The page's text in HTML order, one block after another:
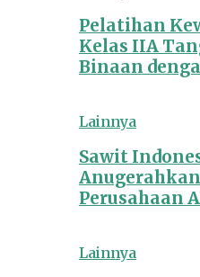
Pelatihan
Kelas IIA
Binaan
Lainnya
Sawit
Perusahaan
Lainnya